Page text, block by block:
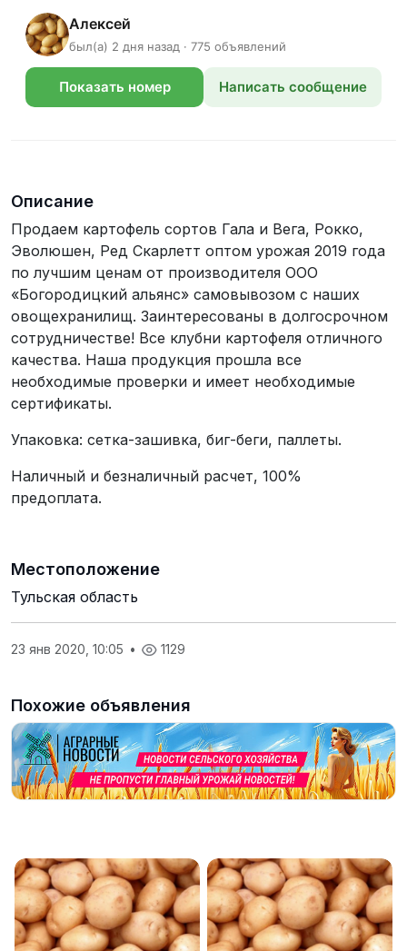
Алексей
был(а) 2 дня назад · 775 объявлений
Показать номер Написать сообщение
Описание
Продаем картофель сортов Гала и Вега, Рокко,
Эволюшен, Ред Скарлетт оптом урожая 2019 года
по лучшим ценам от производителя ООО
«Богородицкий альянс» самовывозом с наших
овощехранилищ. Заинтересованы в долгосрочном
сотрудничестве! Все клубни картофеля отличного
качества. Наша продукция прошла все
необходимые проверки и имеет необходимые
сертификаты.
Упаковка: сетка-зашивка, биг-беги, паллеты.
Наличный и безналичный расчет, 100%
предоплата.
Местоположение
Тульская область
23 янв 2020, 10:05 • 1129
Похожие объявления